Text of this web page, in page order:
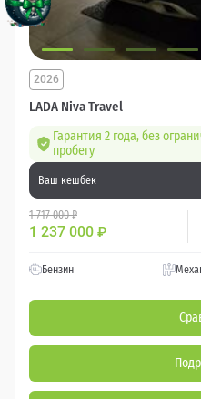
LADA Niva Travel
2026
Гарантия 2 года, без
пробегу
Ваш кешбек
1 717 000 ₽
1 237 000 ₽
Бензин